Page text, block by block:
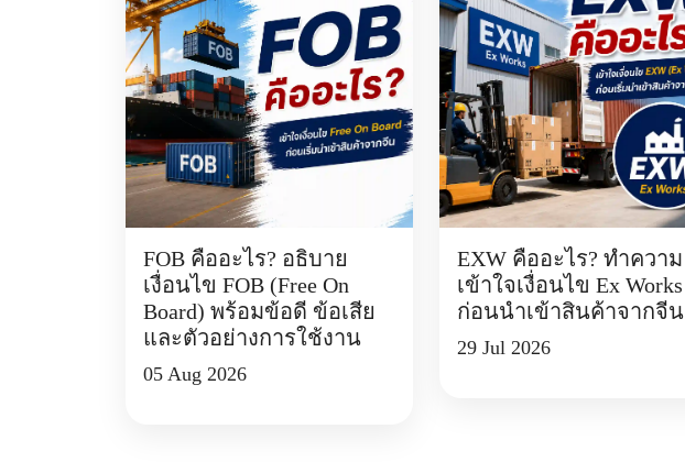
FOB คืออะไร? อธิบาย
เงื่อนไข FOB (Free On
Board) พร้อมข้อดี ข้อเสีย
และตัวอย่างการใช้งาน
05 Aug 2026
EXW คืออะไร? ทำความ
เข้าใจเงื่อนไข Ex Works
ก่อนนำเข้าสินค้าจากจีน
29 Jul 2026